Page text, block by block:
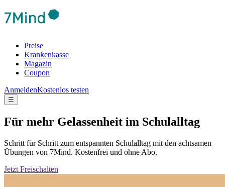
Preise
Krankenkasse
Magazin
Coupon
AnmeldenKostenlos testen
☰
Für mehr Gelassenheit im Schulalltag
Schritt für Schritt zum entspannten Schulalltag mit den achtsamen
Übungen von 7Mind. Kostenfrei und ohne Abo.
Jetzt Freischalten